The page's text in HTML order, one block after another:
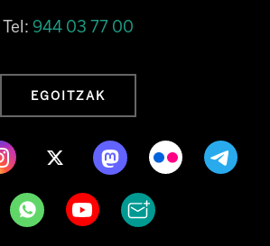
Tel: 944 03 77 00
EGOITZAK